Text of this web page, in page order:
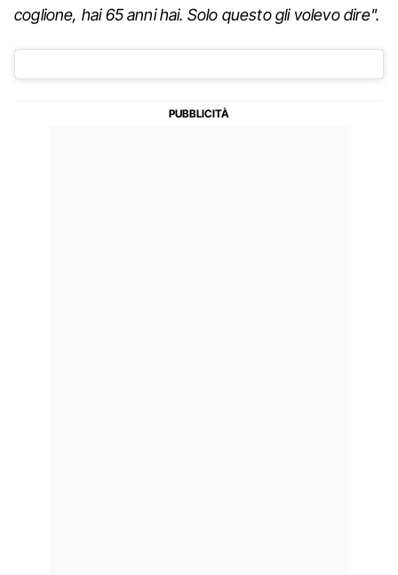
coglione, hai 65 anni hai. Solo questo gli volevo dire".